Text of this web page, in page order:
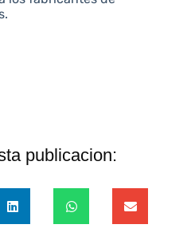
publicacion: